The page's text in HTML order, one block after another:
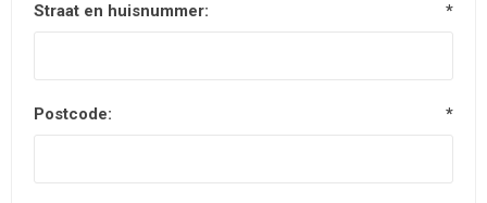
Straat en huisnummer: *
Postcode: *